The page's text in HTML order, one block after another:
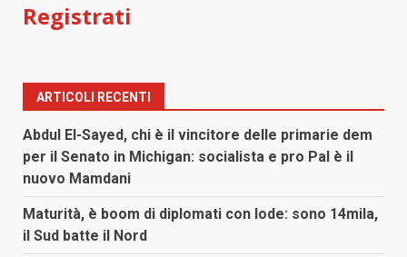
Registrati
ARTICOLI RECENTI
Abdul El-Sayed, chi è il vincitore delle primarie dem
per il Senato in Michigan: socialista e pro Pal è il
nuovo Mamdani
Maturità, è boom di diplomati con lode: sono 14mila,
il Sud batte il Nord